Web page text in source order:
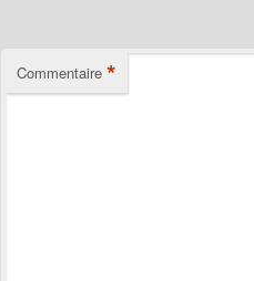
Commentaire *